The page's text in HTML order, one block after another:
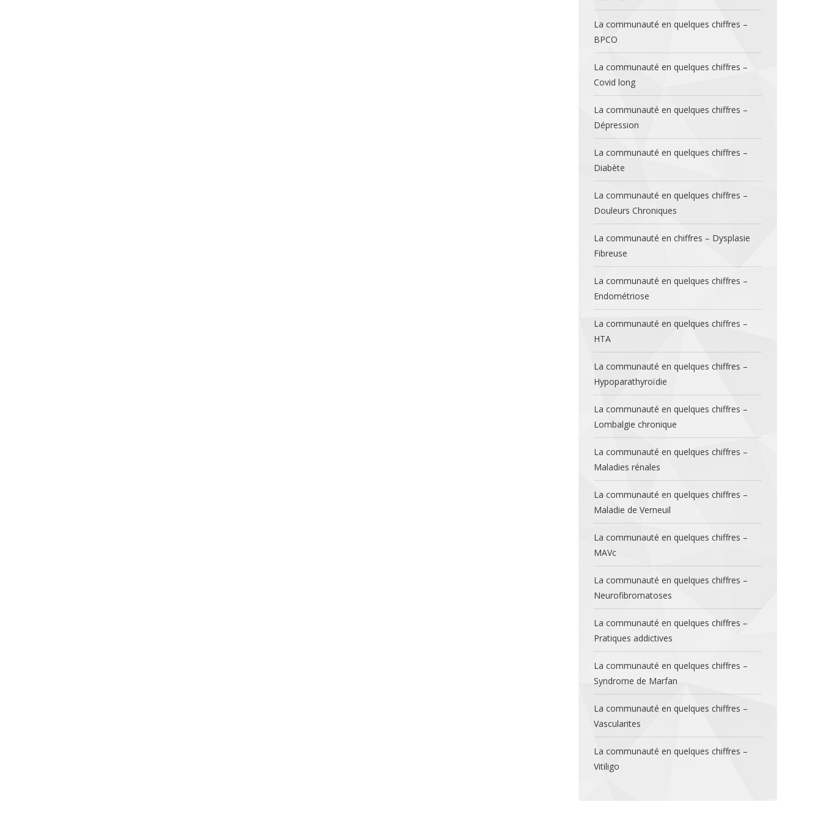
La communauté en quelques chiffres –
BPCO
La communauté en quelques chiffres –
Covid long
La communauté en quelques chiffres –
Dépression
La communauté en quelques chiffres –
Diabète
La communauté en quelques chiffres –
Douleurs Chroniques
La communauté en chiffres – Dysplasie
Fibreuse
La communauté en quelques chiffres –
Endométriose
La communauté en quelques chiffres –
HTA
La communauté en quelques chiffres –
Hypoparathyroïdie
La communauté en quelques chiffres –
Lombalgie chronique
La communauté en quelques chiffres –
Maladies rénales
La communauté en quelques chiffres –
Maladie de Verneuil
La communauté en quelques chiffres –
MAVc
La communauté en quelques chiffres –
Neurofibromatoses
La communauté en quelques chiffres –
Pratiques addictives
La communauté en quelques chiffres –
Syndrome de Marfan
La communauté en quelques chiffres –
Vascularites
La communauté en quelques chiffres –
Vitiligo